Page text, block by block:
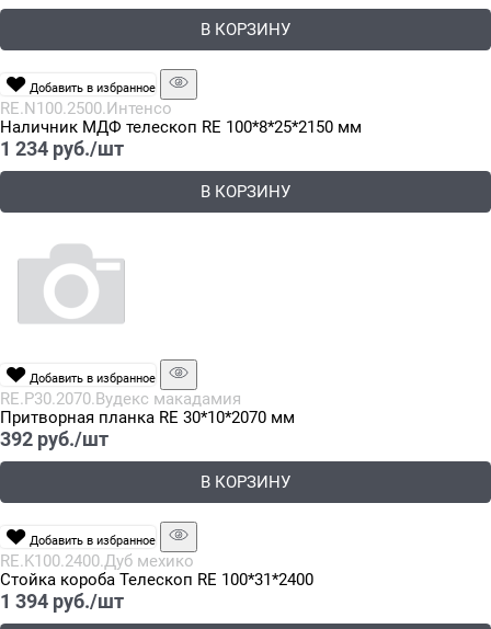
В КОРЗИНУ
Добавить в избранное
RE.N100.2500.Интенсо
Наличник МДФ телескоп RE 100*8*25*2150 мм
1 234 руб./шт
В КОРЗИНУ
Добавить в избранное
RE.P30.2070.Вудекс макадамия
Притворная планка RE 30*10*2070 мм
392 руб./шт
В КОРЗИНУ
Добавить в избранное
RE.K100.2400.Дуб мехико
Стойка короба Телескоп RE 100*31*2400
1 394 руб./шт